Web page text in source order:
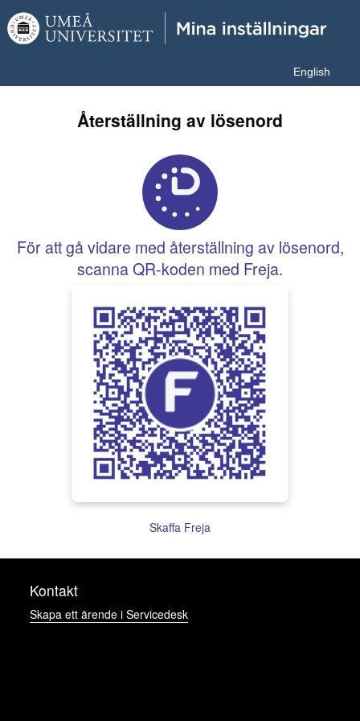
English
Återställning av lösenord
För att gå vidare med återställning av lösenord,
scanna QR-koden med Freja.
Skaffa Freja
Kontakt
Skapa ett ärende i Servicedesk